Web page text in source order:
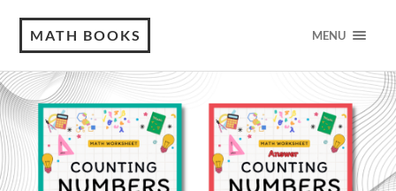
MATH BOOKS MENU